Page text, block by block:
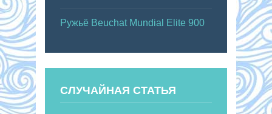
Ружьё Beuchat Mundial Elite 900
СЛУЧАЙНАЯ СТАТЬЯ